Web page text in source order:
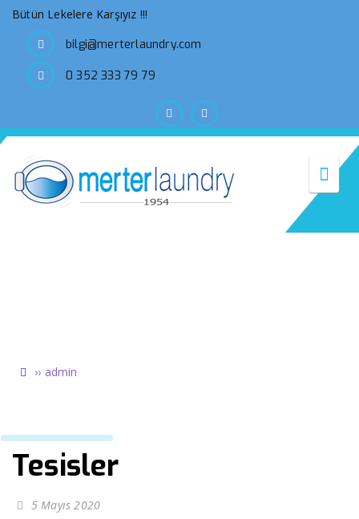
Bütün Lekelere Karşıyız !!!
bilgi@merterlaundry.com
0 352 333 79 79
›› admin
Tesisler
5 Mayıs 2020